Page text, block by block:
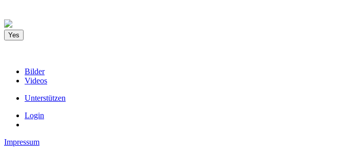
Yes
Bilder
Videos
Unterstützen
Login
Impressum